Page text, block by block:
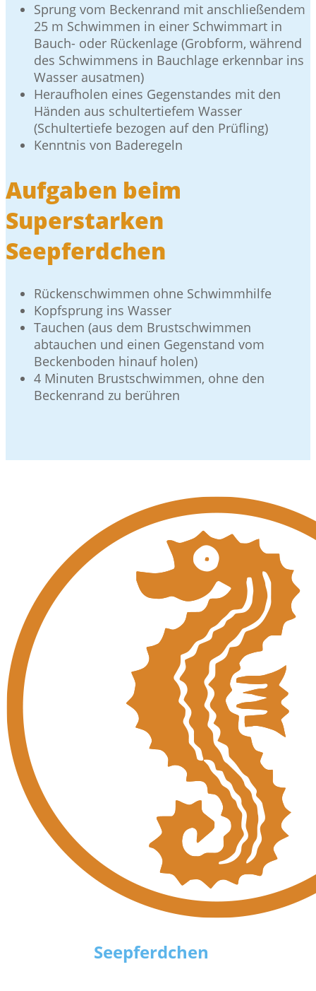
Sprung vom Beckenrand mit anschließendem
25 m Schwimmen in einer Schwimmart in
Bauch- oder Rückenlage (Grobform, während
des Schwimmens in Bauchlage erkennbar ins
Wasser ausatmen)
Heraufholen eines Gegenstandes mit den
Händen aus schultertiefem Wasser
(Schultertiefe bezogen auf den Prüfling)
Kenntnis von Baderegeln
Aufgaben beim
Superstarken
Seepferdchen
Rückenschwimmen ohne Schwimmhilfe
Kopfsprung ins Wasser
Tauchen (aus dem Brustschwimmen
abtauchen und einen Gegenstand vom
Beckenboden hinauf holen)
4 Minuten Brustschwimmen, ohne den
Beckenrand zu berühren
Seepferdchen